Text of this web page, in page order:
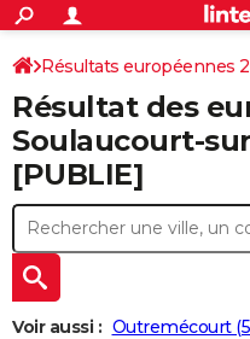
ACTUALITÉS
Politique
Société
Faits Divers
Education
Monde
Villes
+
SPORT
Coupe du monde 2026
Football
Tennis
Cyclisme
Rugby
Forum
CULTURE
Programme TV
TNT
Streaming
Cinéma
Sorties cinéma
Musique
+FINANCE
Retraite
Impôts
Epargne
Immobilier
Risques naturels par ville
Banque
Assurance
CréditAUTO
Essais
Réserver un essai
Citadines
Berlines
SUV
Forum auto
+HIGH-TECH
Mobiles
Meilleur smartphone
Internet
Ordinateurs
Jeux vidéo
Guide high-tech
+
BRICOLAGE
Résultats européennes
Résultat des
Soulaucourt-
[PUBLIE]
Voir aussi : Outremécourt